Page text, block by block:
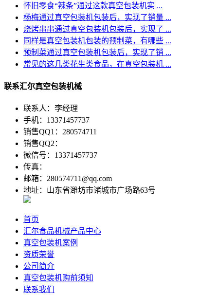
怀旧零食“辣条”通过这款真空包装机实 ...
杨梅通过真空包装机包装后，实现了销量 ...
烧烤串串通过真空包装机包装后，实现了 ...
同样是真空包装机包装的预制菜，有哪些 ...
预制菜通过真空包装机包装后，实现了销 ...
常见的这几类花生类食品，在真空包装机 ...
联系汇尔真空包装机械
联系人：李经理
手机：13371457737
销售QQ1：280574711
销售QQ2：
微信号：13371457737
传真：
邮箱：280574711@qq.com
地址：山东省潍坊市诸城市广场路63号
首页
汇尔食品机械产品中心
真空包装机案例
资质荣誉
公司简介
真空包装机购前须知
联系我们